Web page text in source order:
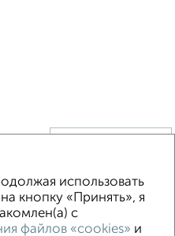
Под ключ Загородный
использовать
кнопку «Принять», я
с
файлов «cookies» и